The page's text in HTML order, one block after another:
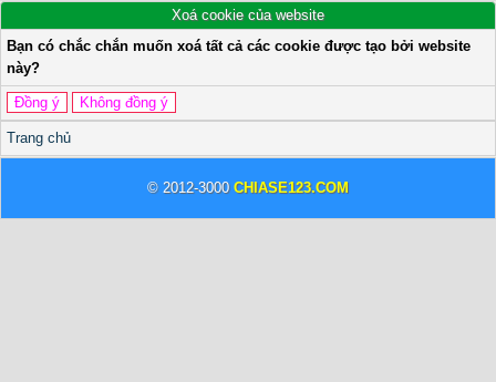
Xoá cookie của website
Bạn có chắc chắn muốn xoá tất cả các cookie được tạo bởi website
này?
Trang chủ
© 2012-3000 CHIASE123.COM